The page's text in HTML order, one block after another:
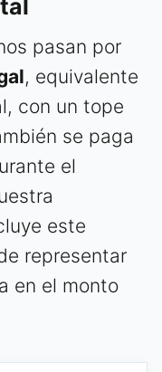
pasan por
, equivalente
con un tope
se paga
el
este
representar
en el monto